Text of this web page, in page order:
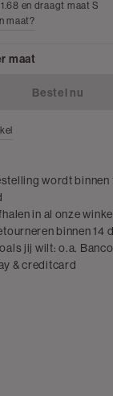
en draagt maat S
maat?
maat
Bestel nu
wordt binnen
in al onze
binnen 14
jij wilt: o.a.
& creditcard